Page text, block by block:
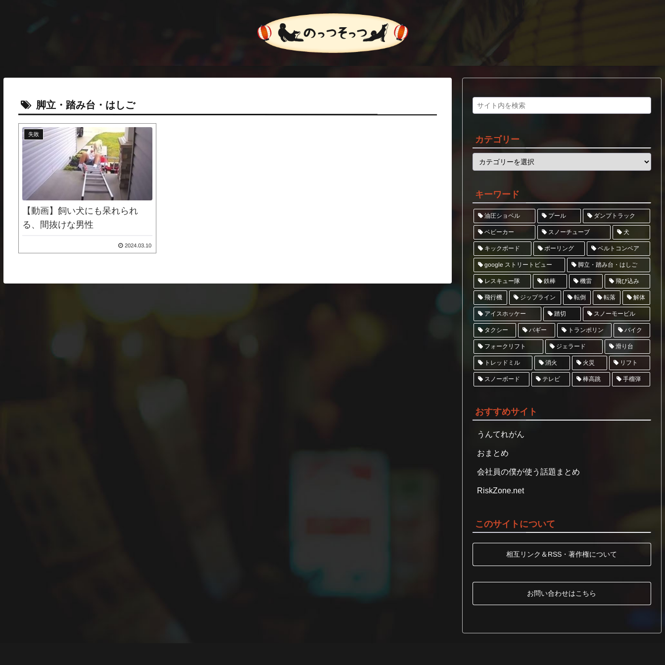
脚立・踏み台・はしご
失敗
【動画】飼い犬にも呆れられ
る、間抜けな男性
2024.03.10
カテゴリー
キーワード
油圧ショベル プール ダンプトラック
ベビーカー スノーチューブ 犬
キックボード ボーリング ベルトコンベア
google ストリートビュー 脚立・踏み台・はしご
レスキュー隊 鉄棒 機雷 飛び込み
飛行機 ジップライン 転倒 転落 解体
アイスホッケー 踏切 スノーモービル
タクシー バギー トランポリン バイク
フォークリフト ジェラード 滑り台
トレッドミル 消火 火災 リフト
スノーボード テレビ 棒高跳 手榴弾
おすすめサイト
うんてれがん
おまとめ
会社員の僕が使う話題まとめ
RiskZone.net
このサイトについて
相互リンク＆RSS・著作権について
お問い合わせはこちら